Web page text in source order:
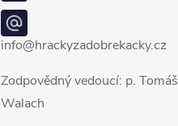
info@hrackyzadobrekacky.cz
Zodpovědný vedoucí: p. Tomáš
Walach